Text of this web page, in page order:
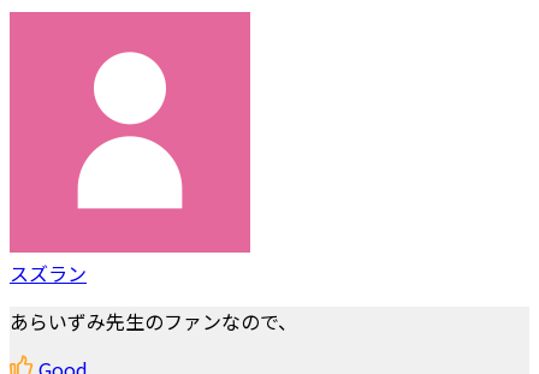
スズラン
あらいずみ先生のファンなので、